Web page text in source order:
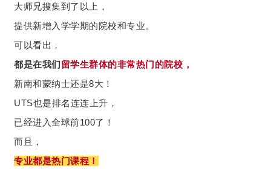
大师兄搜集到了以上，
提供新增入学学期的院校和专业。
可以看出，
都是在我们留学生群体的非常热门的院校，
新南和蒙纳士还是8大！
UTS也是排名连连上升，
已经进入全球前100了！
而且，
专业都是热门课程！